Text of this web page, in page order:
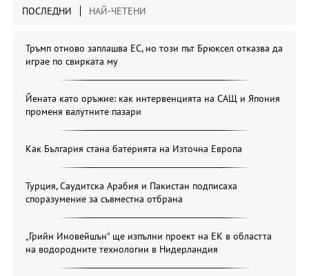
ПОСЛЕДНИ НАЙ-ЧЕТЕНИ
Тръмп отново заплашва ЕС, но този път Брюксел отказва да
играе по свирката му
Йената като оръжие: как интервенцията на САЩ и Япония
променя валутните пазари
Как България стана батерията на Източна Европа
Турция, Саудитска Арабия и Пакистан подписаха
споразумение за съвместна отбрана
„Грийн Иновейшън“ ще изпълни проект на ЕК в областта
на водородните технологии в Нидерландия